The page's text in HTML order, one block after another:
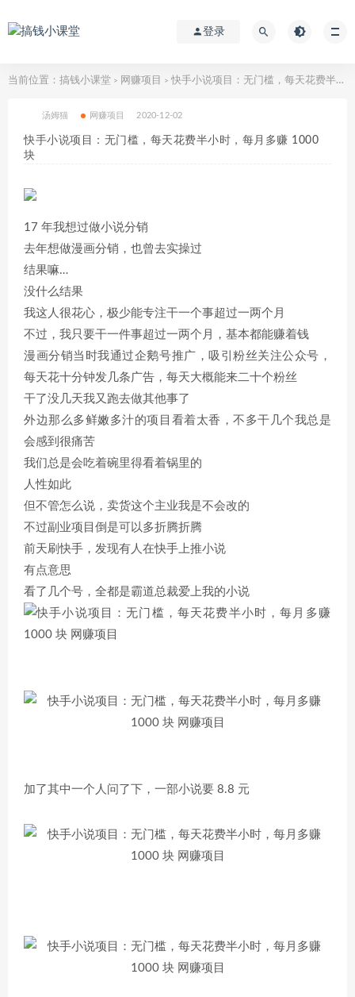
登录
当前位置： 搞钱小课堂 > 网赚项目 > 快手小说项目：无门槛，每天花费半小时，每月多赚 1000 块
汤姆猫 网赚项目 2020-12-02
快手小说项目：无门槛，每天花费半小时，每月多赚 1000
块
17 年我想过做小说分销
去年想做漫画分销，也曾去实操过
结果嘛…
没什么结果
我这人很花心，极少能专注干一个事超过一两个月
不过，我只要干一件事超过一两个月，基本都能赚着钱
漫画分销当时我通过企鹅号推广，吸引粉丝关注公众号，
每天花十分钟发几条广告，每天大概能来二十个粉丝
干了没几天我又跑去做其他事了
外边那么多鲜嫩多汁的项目看着太香，不多干几个我总是
会感到很痛苦
我们总是会吃着碗里得看着锅里的
人性如此
但不管怎么说，卖货这个主业我是不会改的
不过副业项目倒是可以多折腾折腾
前天刷快手，发现有人在快手上推小说
有点意思
看了几个号，全都是霸道总裁爱上我的小说
加了其中一个人问了下，一部小说要 8.8 元